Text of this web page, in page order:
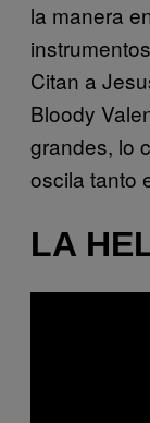
la manera
Citan a
Bloody
grandes, lo
oscila tanto
LA